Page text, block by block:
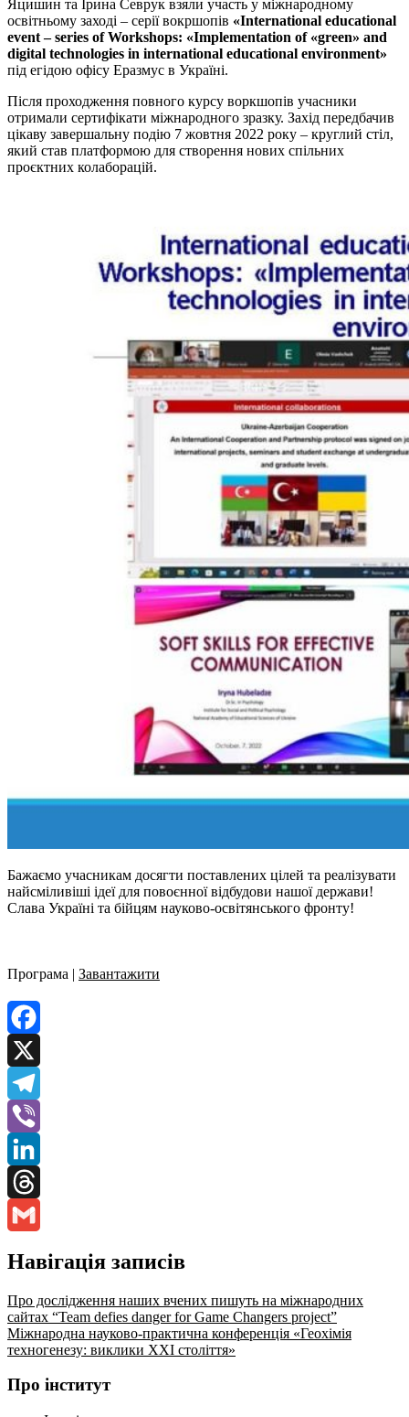
Яцишин та Ірина Севрук взяли участь у міжнародному
освітньому заході – серії вокршопів «International educational
event – series of Workshops: «Implementation of «green» and
digital technologies in international educational environment»
під егідою офісу Еразмус в Україні.
Після проходження повного курсу воркшопів учасники
отримали сертифікати міжнародного зразку. Захід передбачив
цікаву завершальну подію 7 жовтня 2022 року – круглий стіл,
який став платформою для створення нових спільних
проєктних колаборацій.
Бажаємо учасникам досягти поставлених цілей та реалізувати
найсміливіші ідеї для повоєнної відбудови нашої держави!
Слава Україні та бійцям науково-освітянського фронту!
Програма | Завантажити
Facebook
X
Telegram
Viber
LinkedIn
Threads
Навігація записів
Про дослідження наших вчених пишуть на міжнародних
сайтах “Team defies danger for Game Changers project”
Міжнародна науково-практична конференція «Геохімія
техногенезу: виклики XXІ століття»
Про інститут